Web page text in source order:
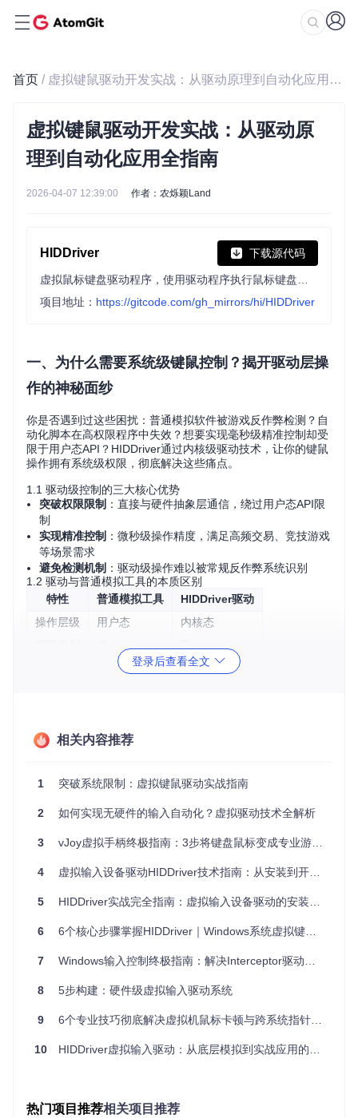
首页 / 虚拟键鼠驱动开发实战：从驱动原理到自动化应用全指南
虚拟键鼠驱动开发实战：从驱动原
理到自动化应用全指南
2026-04-07 12:39:00 作者：农烁颖Land
HIDDriver 下载源代码
项目地址： https://gitcode.com/gh_mirrors/hi/HIDDriver
一、为什么需要系统级键鼠控制？揭开驱动层操
作的神秘面纱
你是否遇到过这些困扰：普通模拟软件被游戏反作弊检测？自
动化脚本在高权限程序中失效？想要实现毫秒级精准控制却受
限于用户态API？HIDDriver通过内核级驱动技术，让你的键鼠
操作拥有系统级权限，彻底解决这些痛点。
1.1 驱动级控制的三大核心优势
突破权限限制 ：直接与硬件抽象层通信，绕过用户态API限
制
实现精准控制 ：微秒级操作精度，满足高频交易、竞技游戏
等场景需求
避免检测机制 ：驱动级操作难以被常规反作弊系统识别
1.2 驱动与普通模拟工具的本质区别
特性
普通模拟工具
HIDDriver驱动
操作层级
用户态
内核态
毫秒级
微秒级
二、核心技术解密：HID驱动如何模拟真实键
2.1 认识HID协议：人机交互的通用语言
HID（Human Interface Device）协议是USB设备与计算机通
过"说"这种语言，让系统相信有真实的键鼠在操作。
2.2 驱动架构解析：从请求到执行的旅程
图1：HIDDriver驱动工作流程示意图
驱动程序主要由三大模块组成：
设备管理模块（device.c/device.h）：负责硬件设备的枚举
队列处理模块 （queue_default.c/queue_manual.h）：调
内存管理模块（memory.c/memory.h）：安全处理内核空
间数据
3.1 开发工具准备清单 🛠️
登录后查看全文
相关内容推荐
1 突破系统限制：虚拟键鼠驱动实战指南
2 如何实现无硬件的输入自动化？虚拟驱动技术全解析
3 vJoy虚拟手柄终极指南：3步将键盘鼠标变成专业游戏控制器
4 虚拟输入设备驱动HIDDriver技术指南：从安装到开发的全方位解析
5 HIDDriver实战完全指南：虚拟输入设备驱动的安装与应用
6 6个核心步骤掌握HIDDriver｜Windows系统虚拟键鼠驱动高效部署指南
7 Windows输入控制终极指南：解决Interceptor驱动级键盘模拟难题
8 5步构建：硬件级虚拟输入驱动系统
9 6个专业技巧彻底解决虚拟机鼠标卡顿与跨系统指针同步难题
10 HIDDriver虚拟输入驱动：从底层模拟到实战应用的完全指南
热门项目推荐相关项目推荐